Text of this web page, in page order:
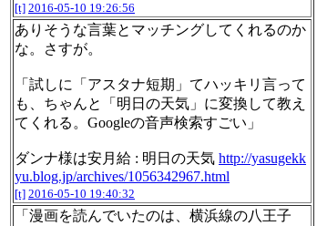
[t] 2016-05-10 19:26:56
ありそうな言葉とマッチングしてくれるのか
な。さすが。
「試しに「アスタナ短期」てハッキリ言って
も、ちゃんと「明日の天気」に変換して教え
てくれる。Googleの音声検索すごい」
ダンナ様は安月給 : 明日の天気 http://yasugekk
yu.blog.jp/archives/1056342967.html
[t] 2016-05-10 19:40:32
「漫画を読んでいたのは、横浜線の八王子